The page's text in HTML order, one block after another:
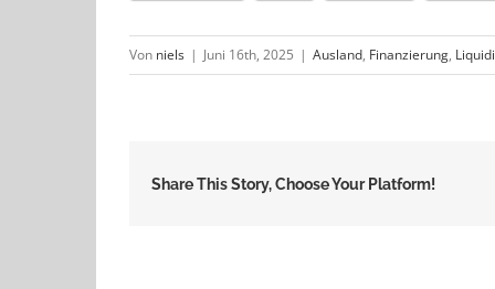
Von niels | Juni 16th, 2025 | Ausland, Finanzierung,
Share This Story, Choose Your Platform!